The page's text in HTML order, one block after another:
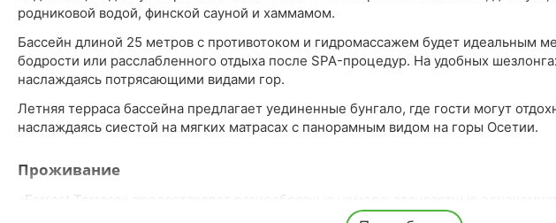
родниковой водой, финской сауной и хаммамом.
Бассейн длиной 25 метров с противотоком и гидромассажем будет идеальным
бодрости или расслабленного отдыха после SPA-процедур. На удобных
наслаждаясь потрясающими видами гор.
Летняя терраса бассейна предлагает уединенные бунгало, где гости могут
наслаждаясь сиестой на мягких матрасах с панорамным видом на горы Осетии.
Проживание
«Forrest Terrace» предоставляет разнообразные номера: стандартные
семейные апартаменты и специальные номера для гостей с особыми